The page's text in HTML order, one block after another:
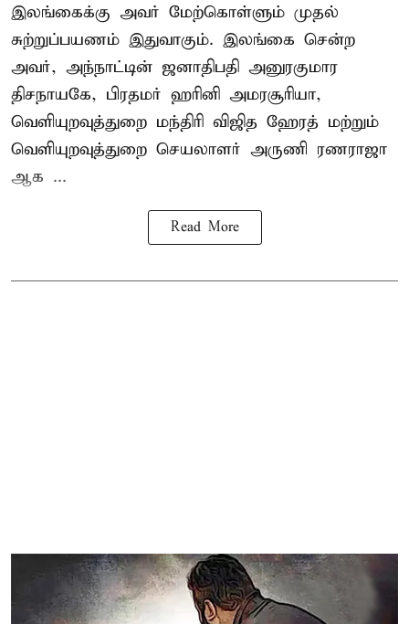
இலங்கைக்கு அவர் மேற்கொள்ளும் முதல்
சுற்றுப்பயணம் இதுவாகும். இலங்கை சென்ற
அவர், அந்நாட்டின் ஜனாதிபதி அனுரகுமார
திசநாயகே, பிரதமர் ஹரினி அமரசூரியா,
வெளியுறவுத்துறை மந்திரி விஜித ஹேரத் மற்றும்
வெளியுறவுத்துறை செயலாளர் அருணி ரணராஜா
ஆக ...
Read More